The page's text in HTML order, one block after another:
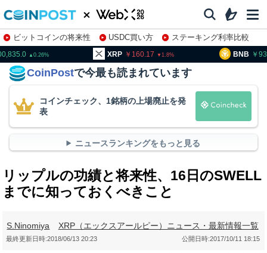
ビットコインの将来性 USDC買い方
ステーキング利率比較
株特集・関連銘柄
0.26 XRP 160.17 1.8 BNB
CoinPostで今最も読まれています
コインチェック、1銘柄の上場廃止を発
表
ニュースランキングをもっと見る
リップルの功績と将来性、16日のSWELL
までに知っておくべきこと
S.Ninomiya XRP（エックスアールピー）ニュース・最新情報一覧
公開日時:2017/10/11 18:15
最終更新日時:2018/06/13 20:23